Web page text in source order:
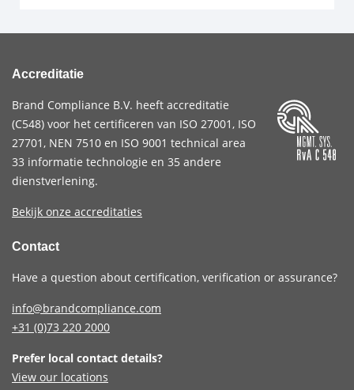
Accreditatie
Brand Compliance B.V. heeft accreditatie
(C548) voor het certificeren van ISO 27001 , ISO
27701 , NEN 7510 en ISO 9001 technical area
33 informatie technologie en 35 andere
dienstverlening.
Bekijk onze accreditaties
Contact
Have a question about certification, verification or assurance?
info@brandcompliance.com
+31 (0)73 220 2000
Prefer local contact details?
View our locations